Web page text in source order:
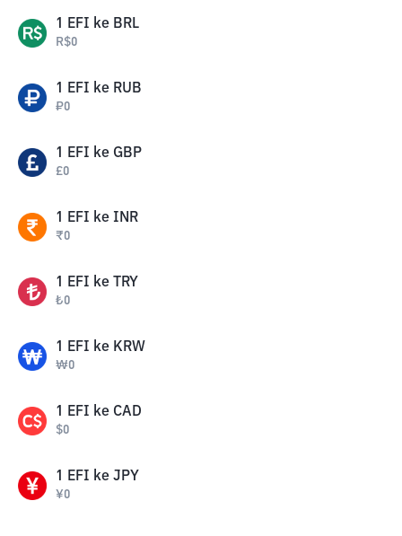
1 EFI ke BRL
R$0
1 EFI ke RUB
₽0
1 EFI ke GBP
£0
1 EFI ke INR
₹0
1 EFI ke TRY
₺0
1 EFI ke KRW
₩0
1 EFI ke CAD
$0
1 EFI ke JPY
¥0